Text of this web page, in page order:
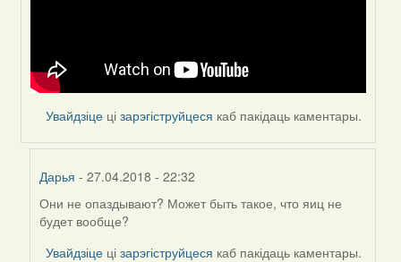
Увайдзіце цізарэгіструйцеся каб пакідаць каментары.
Дарья - 27.04.2018 - 22:32
In
reply
to
Они не опаздывают? Может быть такое, что яиц не
будет вообще?
Увайдзіце цізарэгіструйцеся каб пакідаць каментары.